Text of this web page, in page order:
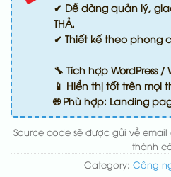
✔ Dễ dàng quản lý,
THẢ.
✔ Thiết kế theo phong
🔧 Tích hợp WordPress
📱 Hiển thị tốt trên mọi
🌐 Phù hợp: Landing
Source code sẽ được gửi về
thành
Category: Công